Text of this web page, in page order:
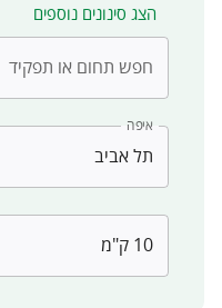
הצג סינונים נוספים
חפש תחום או תפקיד
איפה